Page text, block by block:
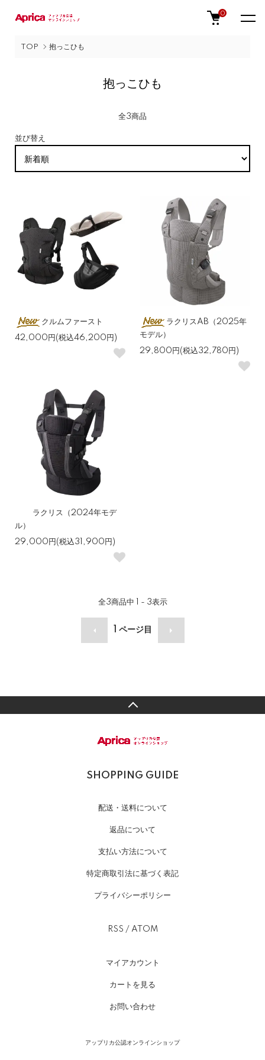
0
TOP 抱っこひも
抱っこひも
全3商品
並び替え
クルムファースト
42,000円(税込46,200円)
ラクリスAB（2025年
モデル）
29,800円(税込32,780円)
ラクリス（2024年モデ
ル）
29,000円(税込31,900円)
全3商品中 1 - 3表示
ページ目
配送・送料について
返品について
支払い方法について
特定商取引法に基づく表記
プライバシーポリシー
RSS / ATOM
マイアカウント
カートを見る
お問い合わせ
アップリカ公認オンラインショップ